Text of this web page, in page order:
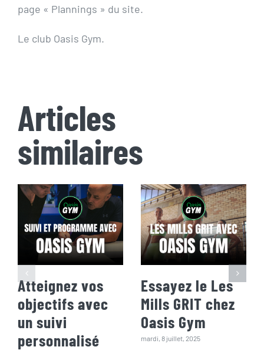
page « Plannings » du site.
Le club Oasis Gym.
Articles
similaires
Atteignez vos
objectifs avec
un suivi
personnalisé
Essayez le Les
Mills GRIT chez
Oasis Gym
mardi, 8 juillet, 2025